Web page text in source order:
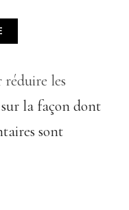
les
la façon dont
sont